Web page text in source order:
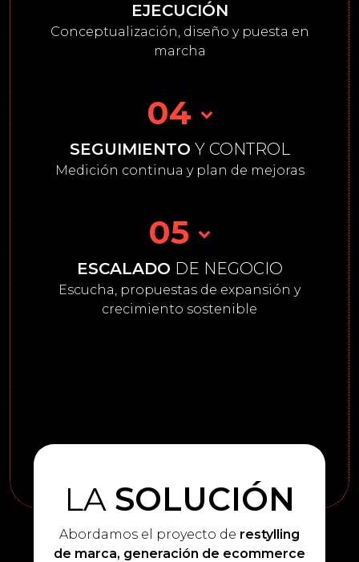
EJECUCIÓN
Conceptualización, diseño y puesta en
marcha
04
SEGUIMIENTO Y CONTROL
Medición continua y plan de mejoras
05
ESCALADO DE NEGOCIO
Escucha, propuestas de expansión y
crecimiento sostenible
LA SOLUCIÓN
Abordamos el proyecto de restylling
de marca, generación de ecommerce